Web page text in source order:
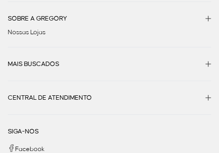
SOBRE A GREGORY
Nossas Lojas
MAIS BUSCADOS
CENTRAL DE ATENDIMENTO
SIGA-NOS
Facebook